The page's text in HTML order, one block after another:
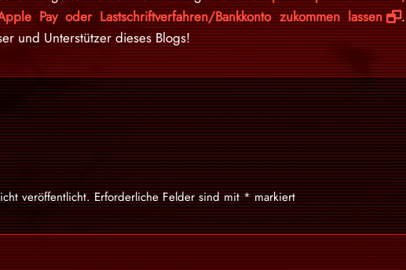
Pay oder Lastschriftverfahren/Bankkonto zukommen lassen
.
und Unterstützer dieses Blogs!
veröffentlicht. Erforderliche Felder sind mit*markiert